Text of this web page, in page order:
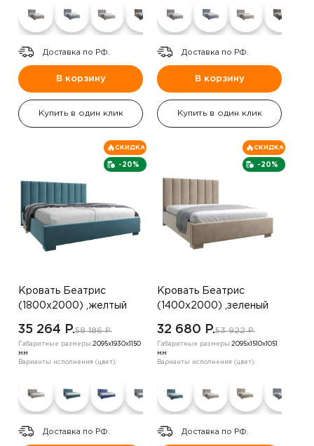
Доставка по РФ.
В корзину
Купить в один клик
Доставка по РФ.
В корзину
Купить в один клик
-20%
СКИДКА
Кровать Беатрис
(1800х2000) ,желтый
35 264 P.58 186 P.
Габаритные размеры:2095х1930х1150
мм
Варианты исполнения (цвет):
Доставка по РФ.
-20%
СКИДКА
Кровать Беатрис
(1400х2000) ,зеленый
32 680 P.53 922 P.
Габаритные размеры:2095х1510х1051
мм
Варианты исполнения (цвет):
Доставка по РФ.